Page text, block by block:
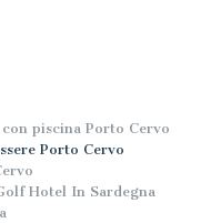
con piscina Porto Cervo
Porto Cervo
Hotel In Sardegna